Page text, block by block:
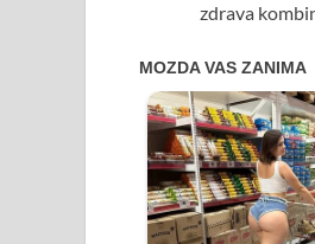
zdrava